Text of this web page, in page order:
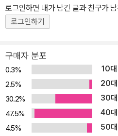
의 온도계가 이미 깨어져버린 것은
흐르지 않는다. 하지만 누구보다 소심
멀쩡한 이유정>이 ‘올해의 동화’라
국 사회가 두려워하고 힘겨워하는
의 매력이 첫째다. 그러나 내일의 심
린이 독자를 당당하게 만드는 주제
죽박죽으로 파헤치려고 들든, 멀쩡
우리이다. 무엇이 두렵겠는가? (자
맛볼 수 있는 작품이다. 혼자만 못난
이려 애를 쓰는 세상의 모든 ‘보통 아
른쪽, 왼쪽 좀 헷갈리면 어때! 비싼 새우 좀 못 먹어 봤으면 어때! 없으
면 없는 대로, 모자라면 모자란 대로
살면서 ‘남들에게는 있는데 내게는
나는 잘 안 되는 것’에 대해 한 번쯤
부일 수도 있고, 돈일 수도 있고, 외
관이나 성격일 수도 있다. 그런 것
로그인하면 내가 남긴 글과 친구가
로그인하기
구매자 분포
0.3% 10대
2.5%
20대
30.2%
30대
47.5%
40대
4.5%
50대